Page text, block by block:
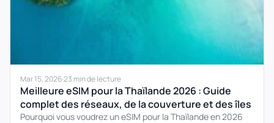
Mar 15, 2026·23 min de lecture
Meilleure eSIM pour la Thaïlande 2026 : Guide
complet des réseaux, de la couverture et des îles
Pourquoi vous voudrez un eSIM pour la Thaïlande en 2026